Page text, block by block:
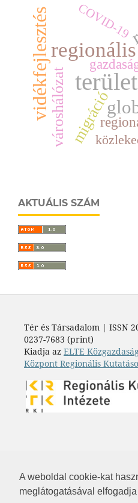
A weboldal cookie-kat
meglátogatásával
vidékfejlesztésvároshálózat migráció
COVID-19
AKTUÁLIS SZÁM
Tér és Társadalom | ISSN
0237-7683 (print)
Kiadja az ELTE
Központ Regionális